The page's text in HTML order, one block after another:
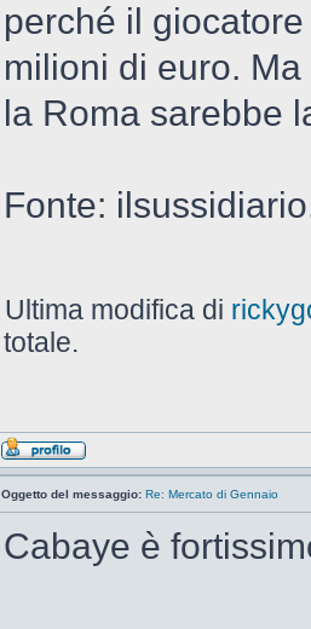
perché il
milioni di euro.
la Roma sarebbe
Fonte:
Ultima modifica di
totale.
Oggetto del messaggio: Re: Mercato di Gennaio
Cabaye è